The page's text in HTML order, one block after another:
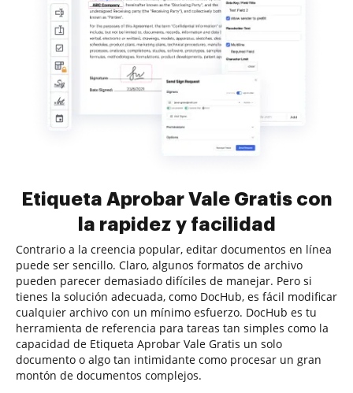
Etiqueta Aprobar Vale Gratis con
la rapidez y facilidad
Contrario a la creencia popular, editar documentos en línea
puede ser sencillo. Claro, algunos formatos de archivo
pueden parecer demasiado difíciles de manejar. Pero si
tienes la solución adecuada, como DocHub, es fácil modificar
cualquier archivo con un mínimo esfuerzo. DocHub es tu
herramienta de referencia para tareas tan simples como la
capacidad de Etiqueta Aprobar Vale Gratis un solo
documento o algo tan intimidante como procesar un gran
montón de documentos complejos.